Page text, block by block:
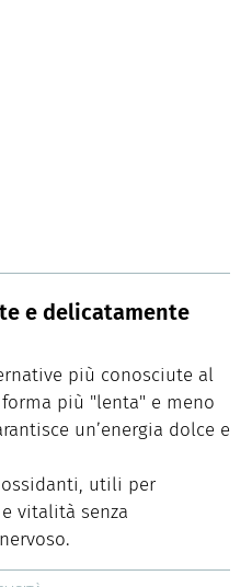
e delicatamente
più conosciute al
più "lenta" e meno
un’energia dolce e
utili per
vitalità senza